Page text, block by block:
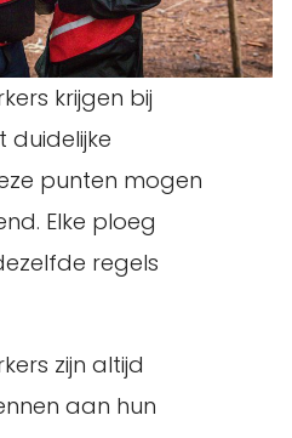
krijgen bij
punten mogen
Elke ploeg
regels
zijn altijd
aan hun